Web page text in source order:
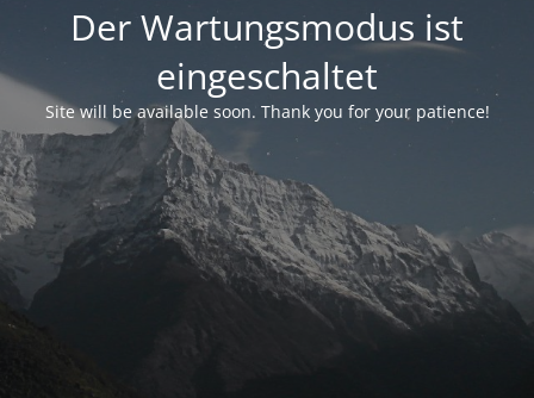
Der Wartungsmodus ist
eingeschaltet
Site will be available soon. Thank you for your patience!